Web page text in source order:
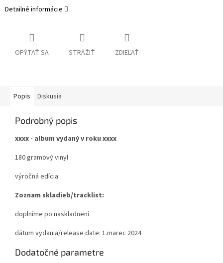
Detailné informácie
OPÝTAŤ SA STRÁŽIŤ ZDIEĽAŤ
Popis Diskusia
Podrobný popis
xxxx - album vydaný v roku xxxx
180 gramový vinyl
výročná edícia
Zoznam skladieb/tracklist:
doplníme po naskladnení
dátum vydania/release date: 1.marec 2024
Dodatočné parametre